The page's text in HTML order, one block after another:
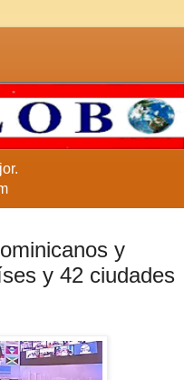
y
y 42 ciudades